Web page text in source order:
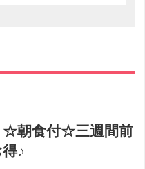
☆朝食付☆三週間前
♪